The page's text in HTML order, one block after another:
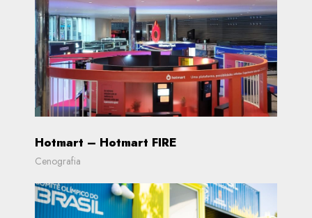
Hotmart – Hotmart FIRE
Cenografia